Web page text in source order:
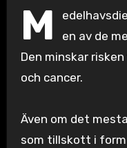
M
en av de
Den minskar
och cancer.
Även om det
som tillskott i